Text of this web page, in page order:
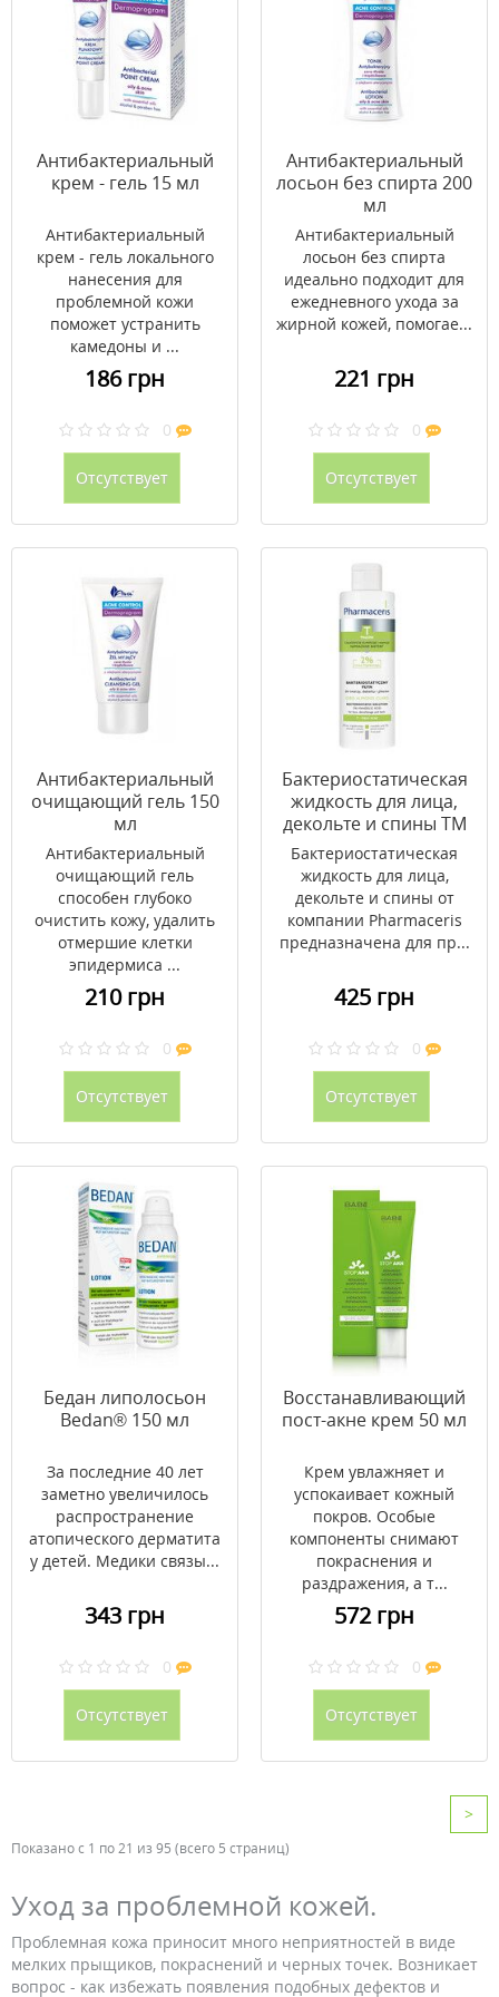
Антибактериальный
крем - гель 15 мл
Антибактериальный
крем - гель локального
нанесения для
проблемной кожи
поможет устранить
камедоны и ...
186 грн
0
Отсутствует
Антибактериальный
лосьон без спирта 200
мл
Антибактериальный
лосьон без спирта
идеально подходит для
ежедневного ухода за
жирной кожей, помогае...
221 грн
0
Отсутствует
Антибактериальный
очищающий гель 150
мл
Антибактериальный
очищающий гель
способен глубоко
очистить кожу, удалить
отмершие клетки
эпидермиса ...
210 грн
0
Отсутствует
Бактериостатическая
жидкость для лица,
декольте и спины ТМ
Фармацерис/
190 мл
Бактериостатическая
жидкость для лица,
декольте и спины от
компании Pharmaceris
предназначена для пр...
425 грн
0
Отсутствует
Бедан липолосьон
Bedan® 150 мл
За последние 40 лет
заметно увеличилось
распространение
атопического дерматита
у детей. Медики связы...
343 грн
0
Отсутствует
Восстанавливающий
пост-акне крем 50 мл
Крем увлажняет и
успокаивает кожный
покров. Особые
компоненты снимают
покраснения и
раздражения, а т...
572 грн
0
Отсутствует
>
Показано с 1 по 21 из 95 (всего 5 страниц)
Уход за проблемной кожей.
Проблемная кожа приносит много неприятностей в виде
мелких прыщиков, покраснений и черных точек. Возникает
вопрос - как избежать появления подобных дефектов и